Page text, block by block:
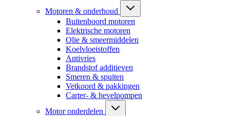
Motoren & onderhoud
Buitenboord motoren
Elektrische motoren
Olie & smeermiddelen
Koelvloeistoffen
Antivries
Brandstof additieven
Smeren & spuiten
Vetkoord & pakkingen
Carter- & hevelpompen
Motor onderdelen